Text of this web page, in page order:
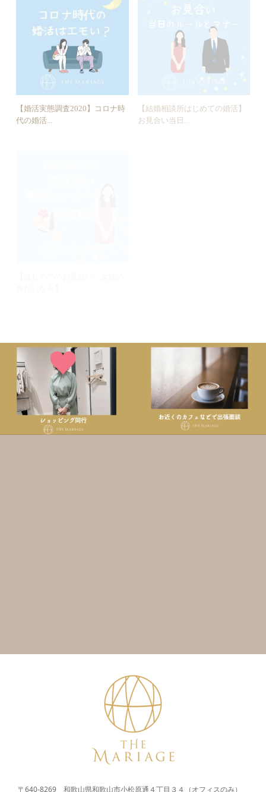
【婚活実態調査2020】コロナ時
代の婚活...
【結婚相談所はじめての婚活】
お見合い当日...
〒640-8269 和歌山県和歌山市小松原通４丁目３４（オフィスのみ）